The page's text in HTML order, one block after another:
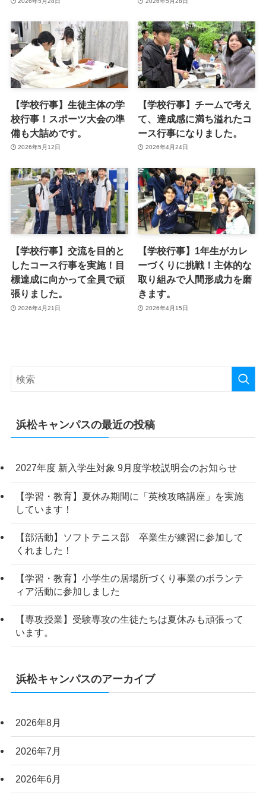
【学校行事】生徒主体の学
校行事！スポーツ大会の準
備も大詰めです。
2026年5月12日
【学校行事】チームで考え
て、達成感に満ち溢れたコ
ース行事になりました。
2026年4月24日
【学校行事】交流を目的と
したコース行事を実施！目
標達成に向かって全員で頑
張りました。
2026年4月21日
【学校行事】1年生がカレ
ーづくりに挑戦！主体的な
取り組みで人間形成力を磨
きます。
2026年4月15日
浜松キャンパスの最近の投稿
2027年度 新入学生対象 9月度学校説明会のお知らせ
【学習・教育】夏休み期間に「英検攻略講座」を実施
しています！
【部活動】ソフトテニス部 卒業生が練習に参加して
くれました！
【学習・教育】小学生の居場所づくり事業のボランテ
ィア活動に参加しました
【専攻授業】受験専攻の生徒たちは夏休みも頑張って
います。
浜松キャンパスのアーカイブ
2026年8月
2026年7月
2026年6月